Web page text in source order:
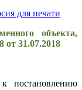
для печати
объекта,
31.07.2018
постановлению